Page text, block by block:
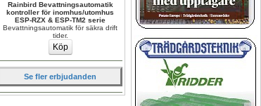
Rainbird Bevattningsautomatik
kontroller för inomhus/utomhus
ESP-RZX & ESP-TM2 serie
Bevattningsautomatik för säkra drift
tider.
Se fler erbjudanden